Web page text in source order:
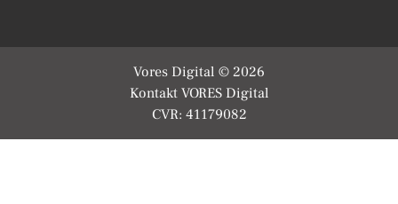
Vores Digital © 2026
Kontakt VORES Digital
CVR: 41179082